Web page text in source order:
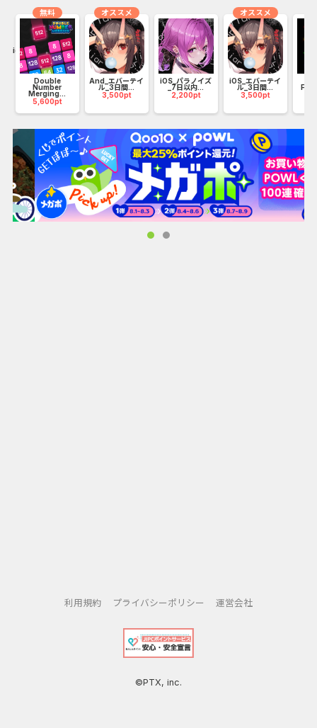
はトーナメントでトロフィーと限定キューを勝ち取りましょ
う！
プールコインや限定アイテムを目指してプレイ
キューやテーブルをカスタマイズしましょう！1対1マッチで
対戦すると、プールコインを獲得するチャンス。マッチに勝
てばコインはあなたのものです。これを使って賞品がより豪
アイテムを買うこともできます。
友達に挑戦
友達とプレイするのは簡単です。Miniclipアカウントか
Facebookアカウントでサインインすれば、ゲームの中から
すぐに友達に挑戦することができます。いつでもどこでも友
達に挑戦して、スキルを見せつけましょう。
Double
Number
Merging...
5,600pt
無料
And_エバーテイ
ル_3日間...
3,500pt
オススメ
iOS_パラノイズ
_7日以内...
2,200pt
iOS_エバーテイ
ル_3日間...
3,500pt
オススメ
利用規約 プライバシーポリシー 運営会社
©PTX, inc.